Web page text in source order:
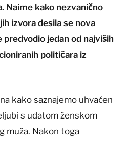
Naime kako nezvanično
izvora desila se nova
predvodio jedan od najviših
političara iz
kako saznajemo uhvaćen
s udatom ženskom
muža. Nakon toga